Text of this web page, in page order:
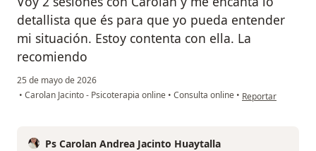
detallista que és para que yo pueda entender
mi situación. Estoy contenta con ella. La
recomiendo
25 de mayo de 2026
• Carolan Jacinto - Psicoterapia online • Consulta online • en opinión del
Reportar
Ps Carolan Andrea Jacinto Huaytalla